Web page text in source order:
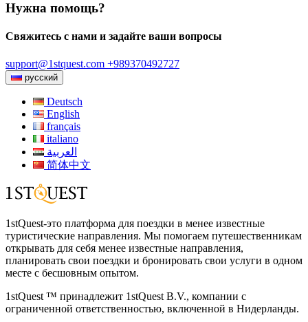
Нужна помощь?
Свяжитесь с нами и задайте ваши вопросы
support@1stquest.com +989370492727
русский
Deutsch
English
français
italiano
العربية
简体中文
1stQuest-это платформа для поездки в менее известные
туристические направления. Мы помогаем путешественникам
открывать для себя менее известные направления,
планировать свои поездки и бронировать свои услуги в одном
месте с бесшовным опытом.
1stQuest ™ принадлежит 1stQuest B.V., компании с
ограниченной ответственностью, включенной в Нидерланды.